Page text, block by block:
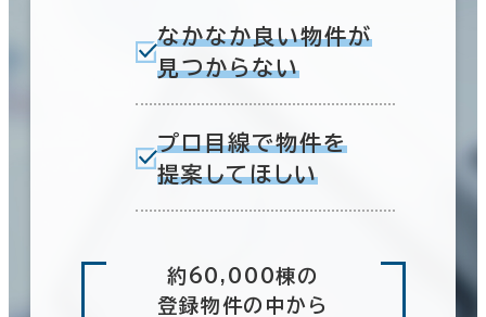
なかなか良い物件が
見つからない
プロ目線で物件を
提案してほしい
約60,000棟の
登録物件の中から